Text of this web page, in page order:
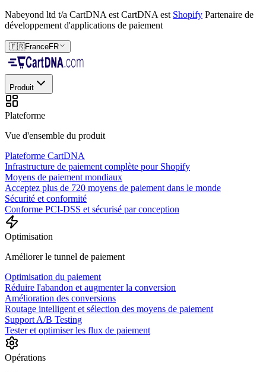
Nabeyond ltd t/a CartDNA est CartDNA est Shopify Partenaire de
développement d'applications de paiement
🇫🇷FranceFR
Produit
Plateforme
Vue d'ensemble du produit
Plateforme CartDNA
Infrastructure de paiement complète pour Shopify
Moyens de paiement mondiaux
Acceptez plus de 720 moyens de paiement dans le monde
Sécurité et conformité
Conforme PCI-DSS et sécurisé par conception
Optimisation
Améliorer le tunnel de paiement
Optimisation du paiement
Réduire l'abandon et augmenter la conversion
Amélioration des conversions
Routage intelligent et sélection des moyens de paiement
Support A/B Testing
Tester et optimiser les flux de paiement
Opérations